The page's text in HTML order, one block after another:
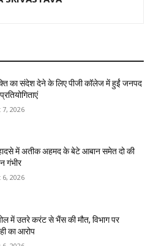
का संदेश देने के लिए पीजी कॉलेज में हुईं जनपद
7, 2026
में अतीक अहमद के बेटे आबान समेत दो की
गंभीर
6, 2026
में उतरे करंट से भैंस की मौत, विभाग पर
का आरोप